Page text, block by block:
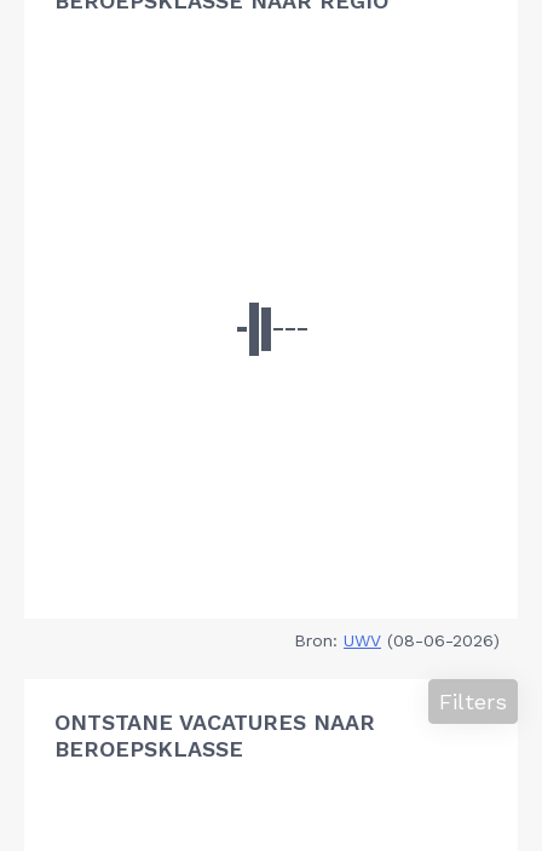
Bron: UWV (08-06-2026)
ONTSTANE VACATURES NAAR
BEROEPSKLASSE
Filters